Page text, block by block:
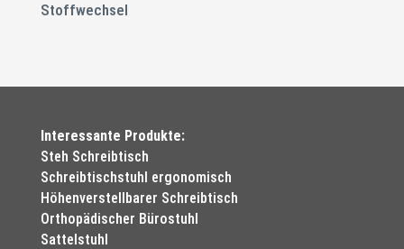
Stoffwechsel
Interessante Produkte:
Steh Schreibtisch
Schreibtischstuhl ergonomisch
Höhenverstellbarer Schreibtisch
Orthopädischer Bürostuhl
Sattelstuhl